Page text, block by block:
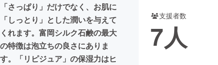
CAMPFIRE for Social Good
CAMPFIRE Creation
CAMPFIREふるさと納税machi-ya コミュニティ
「さっぱり」だけでなく、お肌に
「しっとり」とした潤いを与えて
くれます。富岡シルク石鹸の最大
の特徴は泡立ちの良さにありま
す。「リピジュア」の保湿力はヒ
支援者数
7人